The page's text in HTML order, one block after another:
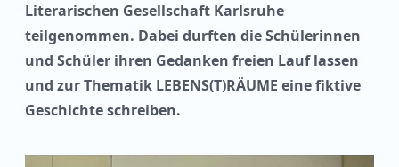
Literarischen Gesellschaft Karlsruhe
teilgenommen. Dabei durften die Schülerinnen
und Schüler ihren Gedanken freien Lauf lassen
und zur Thematik LEBENS(T)RÄUME eine fiktive
Geschichte schreiben.